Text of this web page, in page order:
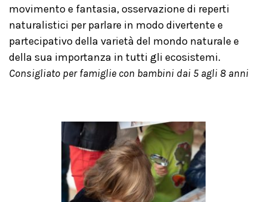
movimento e fantasia, osservazione di reperti
naturalistici per parlare in modo divertente e
partecipativo della varietà del mondo naturale e
della sua importanza in tutti gli ecosistemi.
Consigliato per famiglie con bambini dai 5 agli 8 anni